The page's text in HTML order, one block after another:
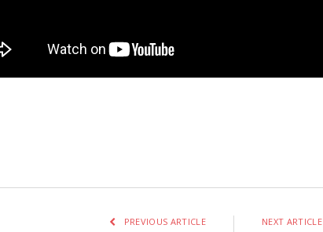
PREVIOUS ARTICLE NEXT ARTICLE